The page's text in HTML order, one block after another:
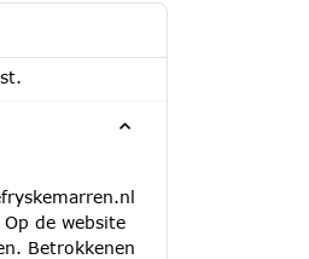
de website
Betrokkenen